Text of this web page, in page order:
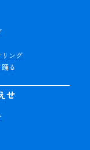
リング
る
せ